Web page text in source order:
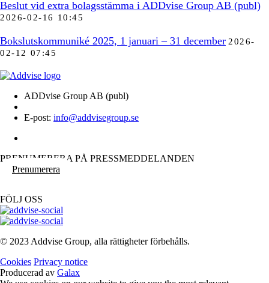
Beslut vid extra bolagsstämma i ADDvise Group AB (publ)
2026-02-16 10:45
Bokslutskommuniké 2025, 1 januari – 31 december 2026-
02-12 07:45
ADDvise Group AB (publ)
E-post: info@addvisegroup.se
PRENUMERERA PÅ PRESSMEDDELANDEN
Prenumerera
FÖLJ OSS
© 2023 Addvise Group, alla rättigheter förbehålls.
Cookies Privacy notice
Producerad av Galax